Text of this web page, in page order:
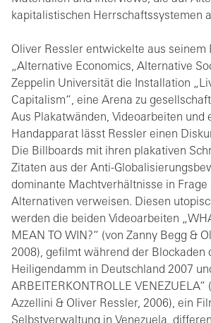
kapitalistischen Herrschaftssystemen
Oliver Ressler entwickelte aus seinem
„Alternative Economics, Alternative
Zeppelin Universität die Installation
Capitalism“, eine Arena zu
Aus Plakatwänden, Videoarbeiten und
Handapparat lässt Ressler einen
Die Billboards mit ihren plakativen
Zitaten aus der Anti-
dominante Machtverhältnisse in Frage
Alternativen verweisen. Diesen
werden die beiden Videoarbeiten
MEAN TO WIN?“ (von Zanny Begg &
2008), gefilmt während der Blockaden
Heiligendamm in Deutschland 2007
ARBEITERKONTROLLE VENEZUELA“
Azzellini & Oliver Ressler, 2006), ein